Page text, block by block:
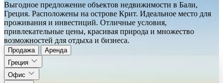
Выгодное предложение объектов недвижимости в Бали,
Греция. Расположены на острове Крит. Идеальное место для
проживания и инвестиций. Отличные условия,
привлекательные цены, красивая природа и множество
возможностей для отдыха и бизнеса.
Продажа
Аренда
Греция
Офис